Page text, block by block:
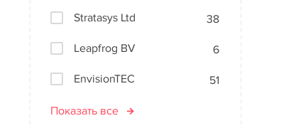
Stratasys Ltd 38
Leapfrog BV 6
EnvisionTEC 51
Показать все